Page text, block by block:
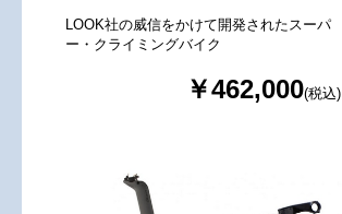
LOOK社の威信をかけて開発されたスーパ
ー・クライミングバイク
￥462,000(税込)